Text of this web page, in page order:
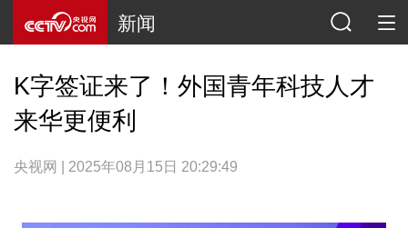
新闻
K字签证来了！外国青年科技人才
来华更便利
央视网 | 2025年08月15日 20:29:49